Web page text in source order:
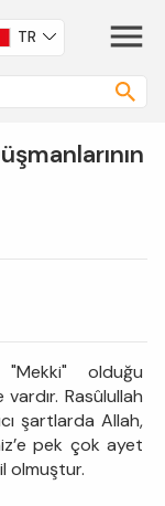
TR
olduğu
Rasûlullah
şartlarda Allah,
pek çok ayet
olmuştur.